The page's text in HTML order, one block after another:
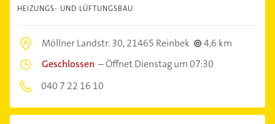
HEIZUNGS- UND LÜFTUNGSBAU
Möllner Landstr. 30,21465 Reinbek
4,6 km
Geschlossen –Öffnet Dienstag um 07:30
040 7 22 16 10